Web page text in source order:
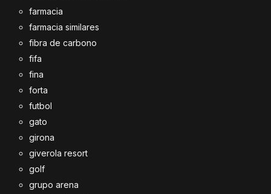
farmacia
farmacia similares
fibra de carbono
fifa
fina
forta
futbol
gato
girona
giverola resort
golf
grupo arena